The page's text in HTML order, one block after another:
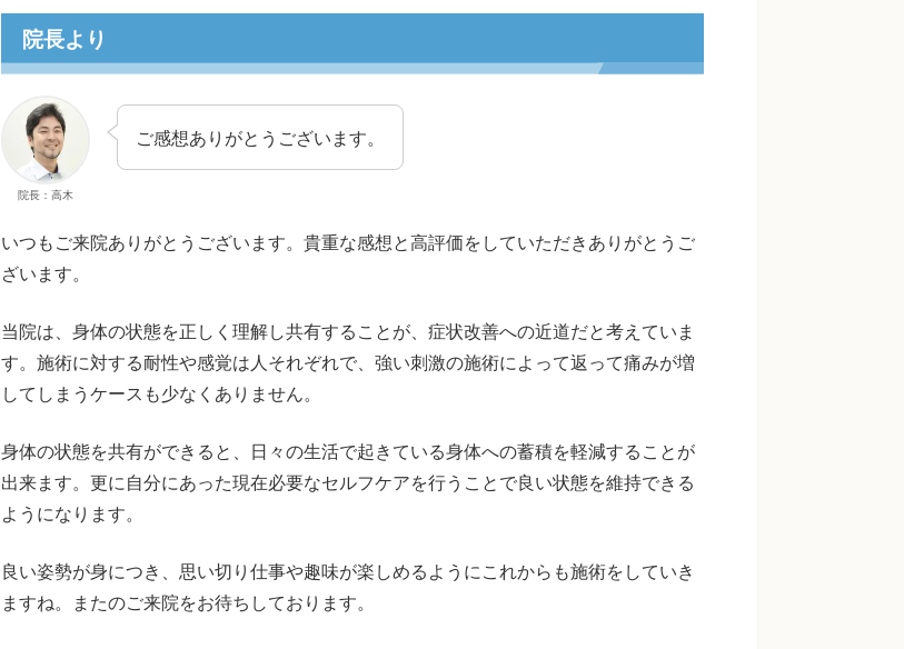
院長より
院長：高木
ご感想ありがとうございます。
いつもご来院ありがとうございます。貴重な感想と高評価をしていただきありがとうご
ざいます。
当院は、身体の状態を正しく理解し共有することが、症状改善への近道だと考えていま
す。施術に対する耐性や感覚は人それぞれで、強い刺激の施術によって返って痛みが増
してしまうケースも少なくありません。
身体の状態を共有ができると、日々の生活で起きている身体への蓄積を軽減することが
出来ます。更に自分にあった現在必要なセルフケアを行うことで良い状態を維持できる
ようになります。
良い姿勢が身につき、思い切り仕事や趣味が楽しめるようにこれからも施術をしていき
ますね。またのご来院をお待ちしております。